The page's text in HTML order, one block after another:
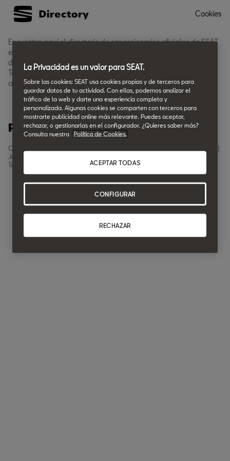
Cookies
Encuentra aquí el directorio de concesionarios oficiales de SEAT
en Cádiz y elige el más cercano a ti. En él encontrarás la gama
de coches SEAT tales como Ibiza, Arona, Leon, Leon SP, Ateca y
Tarraco. Descubre esto y otras ofertas y servicios que ofrecen
accediendo a la página oficial de nuestros concesionarios.
Red de concesionarios SEAT en Cádiz
Concesionarios SEAT en Cádiz y
Jerez de la Frontera | Automoción
Terry
La Privacidad es un valor para SEAT.
Sobre las cookies: SEAT usa cookies propias y de terceros para
guardar datos de tu actividad. Con ellas, podemos analizar el
tráfico de la web y darte una experiencia completa y
personalizada. Algunas cookies se comparten con terceros para
mostrarte publicidad online más relevante. Puedes aceptar,
rechazar, o gestionarlas en el configurador. ¿Quieres saber más?
Consulta nuestra
Política de Cookies.
RECHAZAR
ACEPTAR TODAS
CONFIGURAR